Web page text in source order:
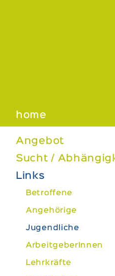
home
Angebot
Sucht /
Links
Betroffene
Angehörige
Jugendliche
ArbeitgeberInnen
Lehrkräfte